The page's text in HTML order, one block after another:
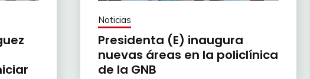
Noticias
Presidenta (E) inaugura
nuevas áreas en la policlínica
de la GNB